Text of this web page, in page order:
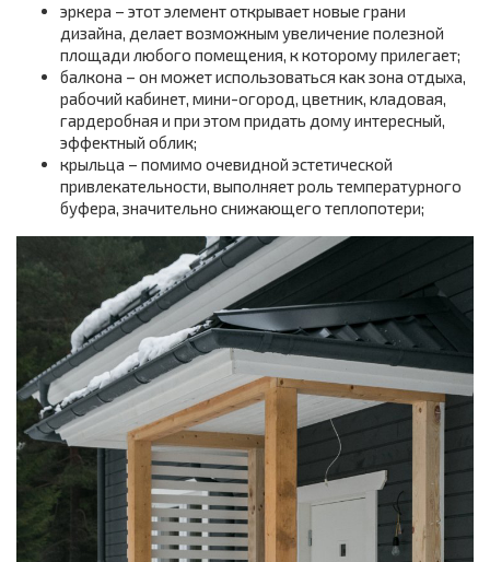
эркера – этот элемент открывает новые грани
дизайна, делает возможным увеличение полезной
площади любого помещения, к которому прилегает;
балкона – он может использоваться как зона отдыха,
рабочий кабинет, мини-огород, цветник, кладовая,
гардеробная и при этом придать дому интересный,
эффектный облик;
крыльца – помимо очевидной эстетической
привлекательности, выполняет роль температурного
буфера, значительно снижающего теплопотери;